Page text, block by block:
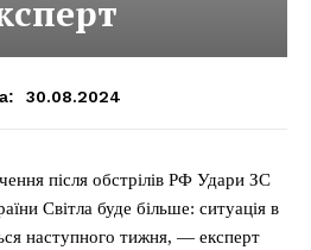
30.08.2024
після обстрілів РФ Удари ЗС
Світла буде більше: ситуація в
наступного тижня, — експерт